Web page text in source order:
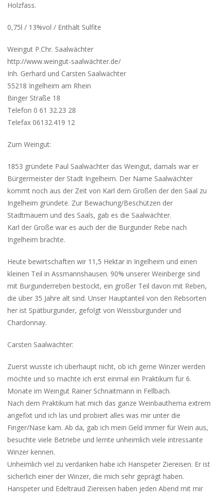
Holzfass.
0,75l / 13%vol / Enthält Sulfite
Weingut P.Chr. Saalwächter
http://www.weingut-saalwächter.de/
Inh. Gerhard und Carsten Saalwächter
55218 Ingelheim am Rhein
Binger Straße 18
Telefon 0 61 32.23 28
Telefax 06132.419 12
Zum Weingut:
1853 gründete Paul Saalwächter das Weingut, damals war er
Bürgermeister der Stadt Ingelheim. Der Name Saalwächter
kommt noch aus der Zeit von Karl dem Großen der den Saal zu
Ingelheim gründete. Zur Bewachung/Beschützen der
Stadtmauern und des Saals, gab es die Saalwächter.
Karl der Große war es auch der die Burgunder Rebe nach
Ingelheim brachte.
Heute bewirtschaften wir 11,5 Hektar in Ingelheim und einen
kleinen Teil in Assmannshausen. 90% unserer Weinberge sind
mit Burgunderreben bestockt, ein großer Teil davon mit Reben,
die über 35 Jahre alt sind. Unser Hauptanteil von den Rebsorten
her ist Spätburgunder, gefolgt von Weissburgunder und
Chardonnay.
Carsten Saalwächter:
Zuerst wusste ich überhaupt nicht, ob ich gerne Winzer werden
möchte und so machte ich erst einmal ein Praktikum für 6.
Monate im Weingut Rainer Schnaitmann in Fellbach.
Nach dem Praktikum hat mich das ganze Weinbauthema extrem
angefixt und ich las und probiert alles was mir unter die
Finger/Nase kam. Ab da, gab ich mein Geld immer für Wein aus,
besuchte viele Betriebe und lernte unheimlich viele intressante
Winzer kennen.
Unheimlich viel zu verdanken habe ich Hanspeter Ziereisen. Er ist
sicherlich einer der Winzer, die mich sehr geprägt haben.
Hanspeter und Edeltraud Ziereisen haben jeden Abend mit mir